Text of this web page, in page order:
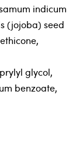
indicum
(jojoba) seed
glycol,
benzoate,